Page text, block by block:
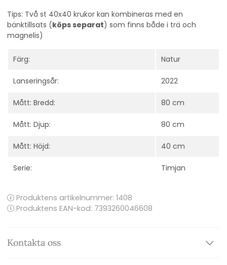
Tips: Två st 40x40 krukor kan kombineras med en
bänktillsats (köps separat) som finns både i trä och
magnelis)
Färg: Natur
Lanseringsår: 2022
Mått: Bredd: 80 cm
Mått: Djup: 80 cm
Mått: Höjd: 40 cm
Serie: Timjan
Produktens artikelnummer: 1408
Produktens EAN-kod: 7393260046608
Kontakta oss